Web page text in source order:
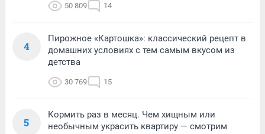
50 809 14
4
Пирожное «Картошка»: классический рецепт в
домашних условиях с тем самым вкусом из
детства
30 769 15
5
Кормить раз в месяц. Чем хищным или
необычным украсить квартиру — смотрим